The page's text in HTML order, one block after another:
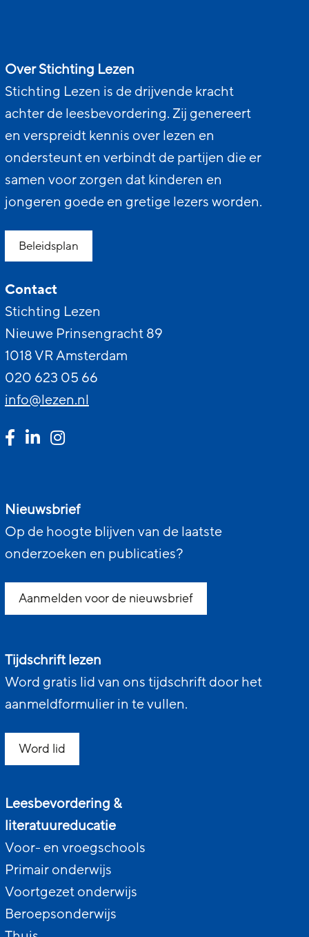
Over Stichting Lezen
Stichting Lezen is de drijvende kracht
achter de leesbevordering. Zij genereert
en verspreidt kennis over lezen en
ondersteunt en verbindt de partijen die er
samen voor zorgen dat kinderen en
jongeren goede en gretige lezers worden.
Beleidsplan
Contact
Stichting Lezen
Nieuwe Prinsengracht 89
1018 VR Amsterdam
020 623 05 66
info@lezen.nl
Nieuwsbrief
Op de hoogte blijven van de laatste
onderzoeken en publicaties?
Aanmelden voor de nieuwsbrief
Tijdschrift lezen
Word gratis lid van ons tijdschrift door het
aanmeldformulier in te vullen.
Word lid
Leesbevordering &
literatuureducatie
Voor- en vroegschools
Primair onderwijs
Voortgezet onderwijs
Beroepsonderwijs